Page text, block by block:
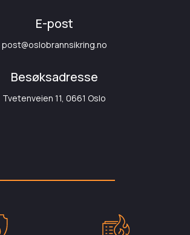
E-post
post@oslobrannsikring.no
Besøksadresse
Tvetenveien 11, 0661 Oslo